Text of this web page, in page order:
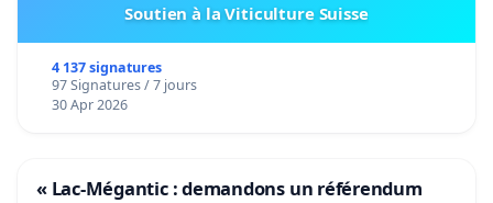
Soutien à la Viticulture Suisse
4 137 signatures
97 Signatures / 7 jours
30 Apr 2026
« Lac-Mégantic : demandons un référendum